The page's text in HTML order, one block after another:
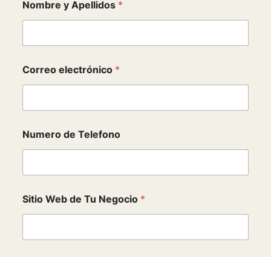
Nombre y Apellidos *
i
t
o
r
i
n
i
a
Correo electrónico *
Numero de Telefono
Sitio Web de Tu Negocio *